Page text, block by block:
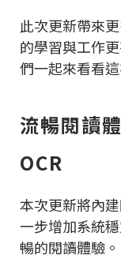
此次更新帶來
的學習與工作
們一起來看看
流暢閱讀
OCR
本次更新將內
一步增加系統
暢的閱讀體驗。